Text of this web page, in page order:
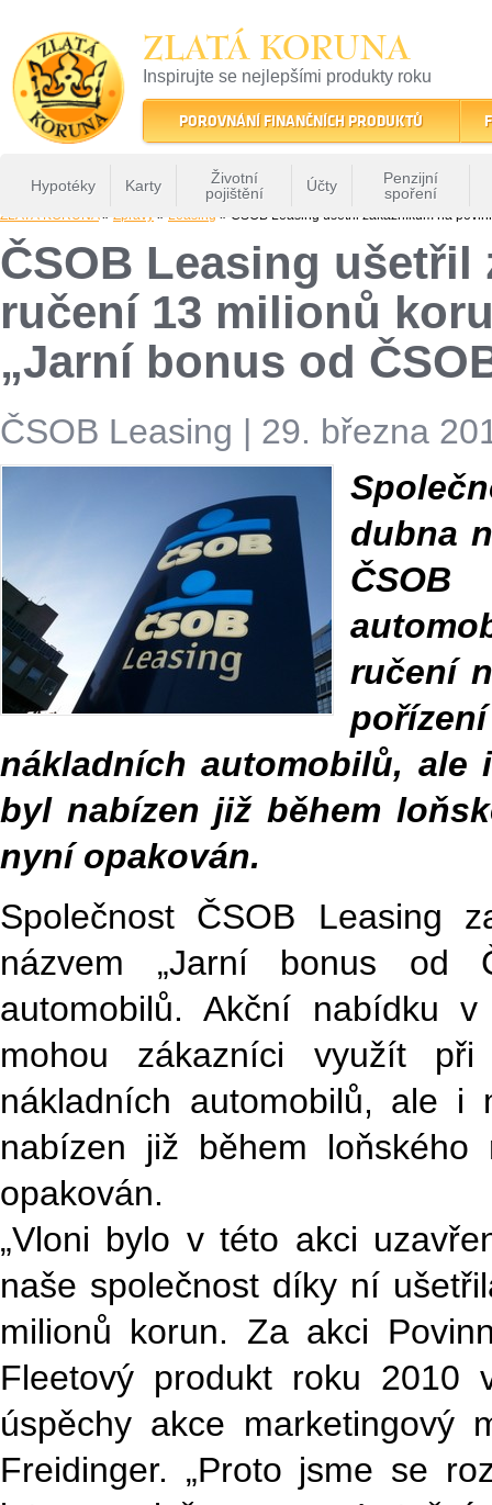
ZLATÁ KORUNA
Inspirujte se nejlepšími produkty roku
22 let tradice a kvality na finančním trhu
POROVNÁNÍ FINANČNÍCH PRODUKTŮ
Hypotéky Karty
Životní
pojištění
Účty
Penzijní
spoření
ZLATÁ KORUNA» Zprávy » Leasing » ČSOB Leasing ušetřil zákazníkům na
ČSOB Leasing
ručení 13 milionů
„Jarní bonus od
ČSOB Leasing | 29. března
dubna
ručení
nákladních automobilů, ale
byl nabízen již během
nyní opakován.
Společnost ČSOB Leasing
názvem „Jarní bonus od
automobilů. Akční nabídku
mohou zákazníci využít
nákladních automobilů, ale i
nabízen již během
opakován.
„Vloni bylo v této akci
naše společnost díky ní
milionů korun. Za akci
Fleetový produkt roku 2010
úspěchy akce marketingový
Freidinger. „Proto jsme se